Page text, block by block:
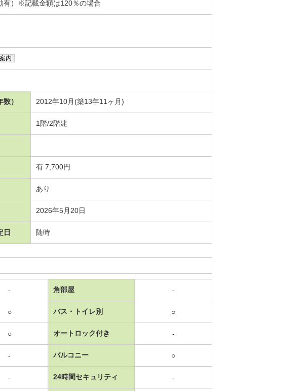
有）※記載金額は120％の場合
内
） 2012年10月(築13年11ヶ月)
1階/2階建
有 7,700円
あり
2026年5月20日
日 随時
- 角部屋 -
○ バス・トイレ別 ○
○ オートロック付き -
- バルコニー ○
- 24時間セキュリティ -